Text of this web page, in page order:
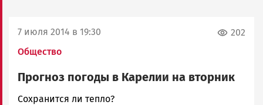
7 июля 2014 в 19:30
Общество
202
Прогноз погоды в Карелии на вторник
admintimur
Сохранится ли тепло?